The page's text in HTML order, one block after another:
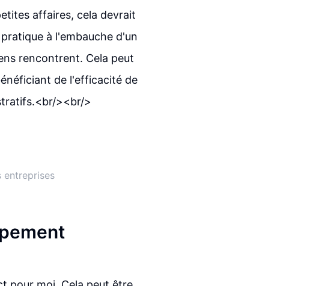
affaires, cela devrait
à l'embauche d'un
rencontrent. Cela peut
de l'efficacité de
><br/>
entreprises